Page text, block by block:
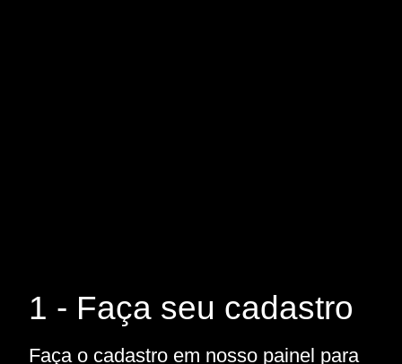
1 - Faça seu cadastro
Faça o cadastro em nosso painel para